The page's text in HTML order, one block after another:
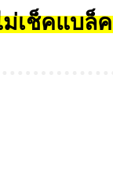
ม่เช็คแบล็